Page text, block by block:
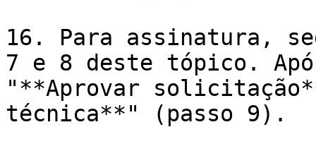
16. Para assinatura,
7 e 8 deste tópico.
"**Aprovar
técnica**" (passo 9).